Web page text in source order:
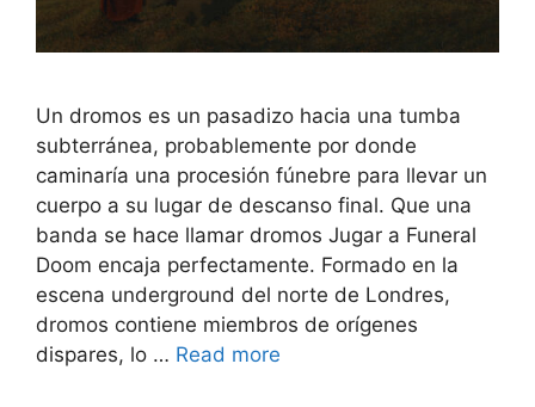
Un dromos es un pasadizo hacia una tumba
subterránea, probablemente por donde
caminaría una procesión fúnebre para llevar un
cuerpo a su lugar de descanso final. Que una
banda se hace llamar dromos Jugar a Funeral
Doom encaja perfectamente. Formado en la
escena underground del norte de Londres,
dromos contiene miembros de orígenes
dispares, lo … Read more